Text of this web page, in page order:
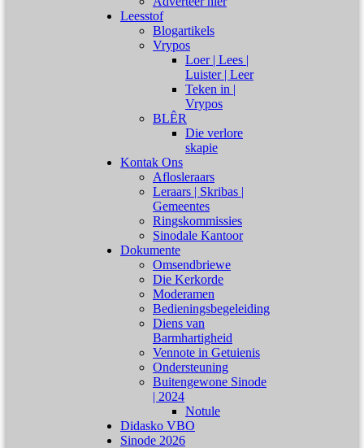
Leesstof
Blogartikels
Vrypos
Loer | Lees |
Luister | Leer
Teken in |
Vrypos
BLÊR
Die verlore
skapie
Kontak Ons
Aflosleraars
Leraars | Skribas |
Gemeentes
Ringskommissies
Sinodale Kantoor
Dokumente
Omsendbriewe
Die Kerkorde
Moderamen
Bedieningsbegeleiding
Diens van
Barmhartigheid
Vennote in Getuienis
Ondersteuning
Buitengewone Sinode
| 2024
Notule
Didasko VBO
Sinode 2026